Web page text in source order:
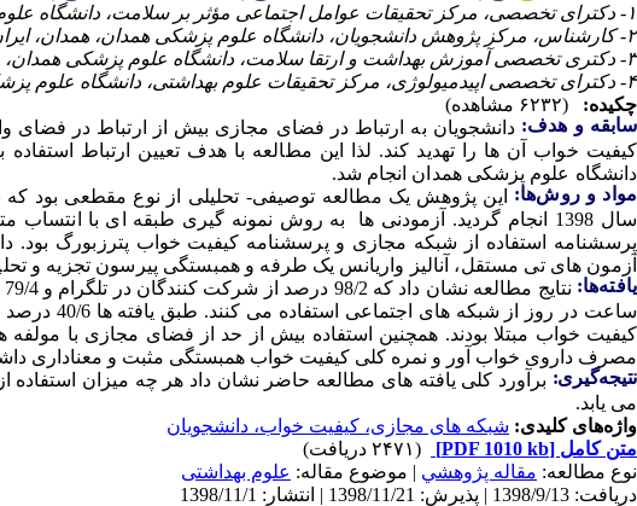
۱- دکترای تخصصی، مرکز تحقیقات عوامل اجتماعی مؤثر بر سلامت، دانشگاه علوم پزشکی همدان، همدان، ایران
۲- کارشناس، مرکز پژوهش دانشجویان، دانشگاه علوم پزشکی همدان، همدان، ایران
۳- دکتری تخصصی آموزش بهداشت و ارتقا سلامت، دانشگاه علوم پزشکی همدان، همدان، ایران ،
۴- دکترای تخصصی اپیدمیولوژی، مرکز تحقیقات علوم بهداشتی، دانشگاه علوم پزشکی همدان، همدان، ایران
چکیده:
(۶۲۳۲ مشاهده)
سابقه و هدف: دانشجویان به ارتباط در فضای مجازی بیش از ارتباط در فضای
کیفیت خواب آن ها را تهدید کند. لذا این مطالعه با هدف تعیین ارتباط
دانشگاه علوم پزشکی همدان انجام شد.
مواد و روش‌‌ها:
سال 1398 انجام گردید. آزمودنی ها به روش نمونه گیری طبقه ای با
پرسشنامه استفاده از شبکه مجازی و پرسشنامه کیفیت خواب پترزبورگ بود.
آزمون های تی مستقل، آنالیز واریانس یک طرفه و همبستگی پیرسون تجزیه و
یافته‌ها: نتایج مطالعه نشان داد که
ساعت در
کیفیت خواب مبتلا بودند. همچنین استفاده بیش از حد از فضای مجازی با
مصرف داروی خواب آور و نمره کلی کیفیت خواب همبستگی مثبت و معناداری داشت
نتیجه‌گیری: برآورد کلی یافته های مطالعه حاضر نشان داد هر چه میزان
می یابد.
واژه‌های کلیدی: شبکه های مجازی، کیفیت خواب، دانشجویان
متن کامل [PDF 1010 kb]
(۲۴۷۱ دریافت)
نوع مطالعه: مقاله پژوهشي | موضوع مقاله: علوم بهداشتی
دریافت: 1398/9/13 | پذیرش: 1398/11/21 | انتشار: 1398/11/1